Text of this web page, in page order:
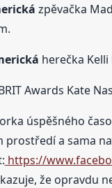
zpěvačka
herečka
Awards Kate
úspěšného
prostředí a sama
https://
že opravdu